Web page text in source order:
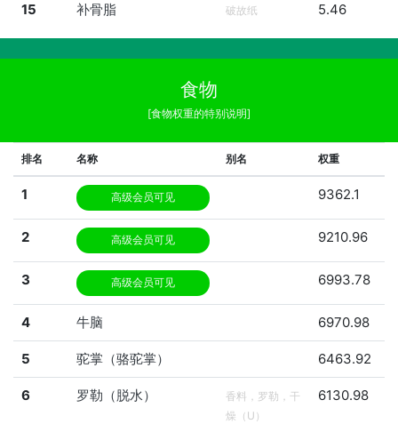
15 补骨脂 破故纸 5.46
食物
[食物权重的特别说明]
排名 名称 别名 权重
1 高级会员可见 9362.1
2 高级会员可见 9210.96
3 高级会员可见 6993.78
4 牛脑 6970.98
5 驼掌（骆驼掌） 6463.92
6 罗勒（脱水）
香料，罗勒，干
燥（U）
6130.98